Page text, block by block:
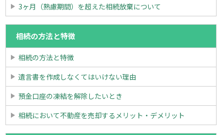
3ヶ月（熟慮期間）を超えた相続放棄について
相続の方法と特徴
相続の方法と特徴
遺言書を作成しなくてはいけない理由
預金口座の凍結を解除したいとき
相続において不動産を売却するメリット・デメリット